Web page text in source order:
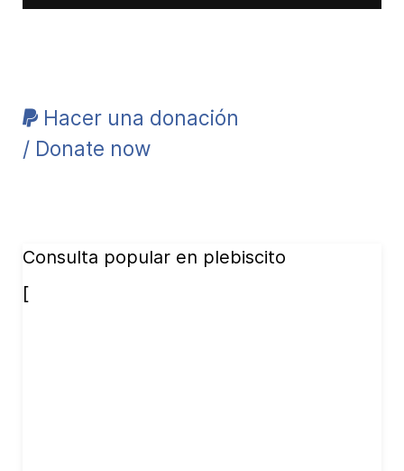
Hacer una donación
/ Donate now
Consulta popular en plebiscito
[